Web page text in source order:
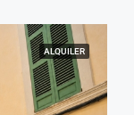
ALQUILER